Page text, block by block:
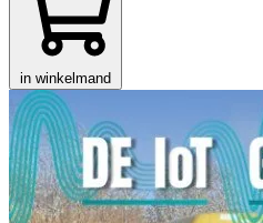
in winkelmand